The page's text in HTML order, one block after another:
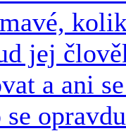
jej
a ani
se